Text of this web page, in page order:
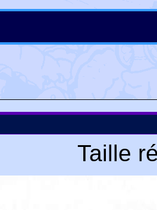
Taille